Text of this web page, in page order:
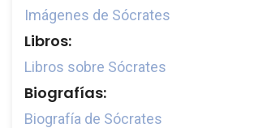
Imágenes de Sócrates
Libros:
Libros sobre Sócrates
Biografías:
Biografía de Sócrates